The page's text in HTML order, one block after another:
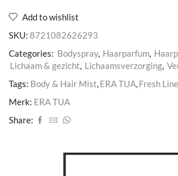
aantal
Add to wishlist
SKU: 8721082626293
Categories: Bodyspray, Haarparfum
Lichaam & gezicht Lichaamsverzorging
Tags: Body & Hair Mist ERA TUA Fresh
Merk: ERA TUA
Share: